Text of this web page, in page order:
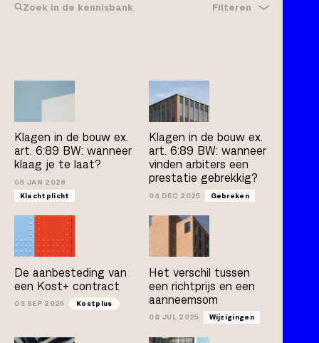
Zoek in de kennisbank Filteren
GebrekenKlachtplicht Wijzigingen
KostplusUAV-GC 2005
ArtikelBoek
Arno Jacobs
Bert van der Zijpp
Hamza Atas
Klagen in de bouw ex.
art. 6:89 BW: wanneer
klaag je te laat?
05 JAN 2026
Klachtplicht
Klagen in de bouw ex.
art. 6:89 BW: wanneer
vinden arbiters een
prestatie gebrekkig?
04 DEC 2025 Gebreken
De aanbesteding van
een Kost+ contract
03 SEP 2025 Kostplus
Het verschil tussen
een richtprijs en een
aanneemsom
08 JUL 2025 Wijzigingen